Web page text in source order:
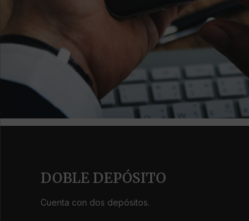
DOBLE DEPÓSITO
Cuenta con dos depósitos.